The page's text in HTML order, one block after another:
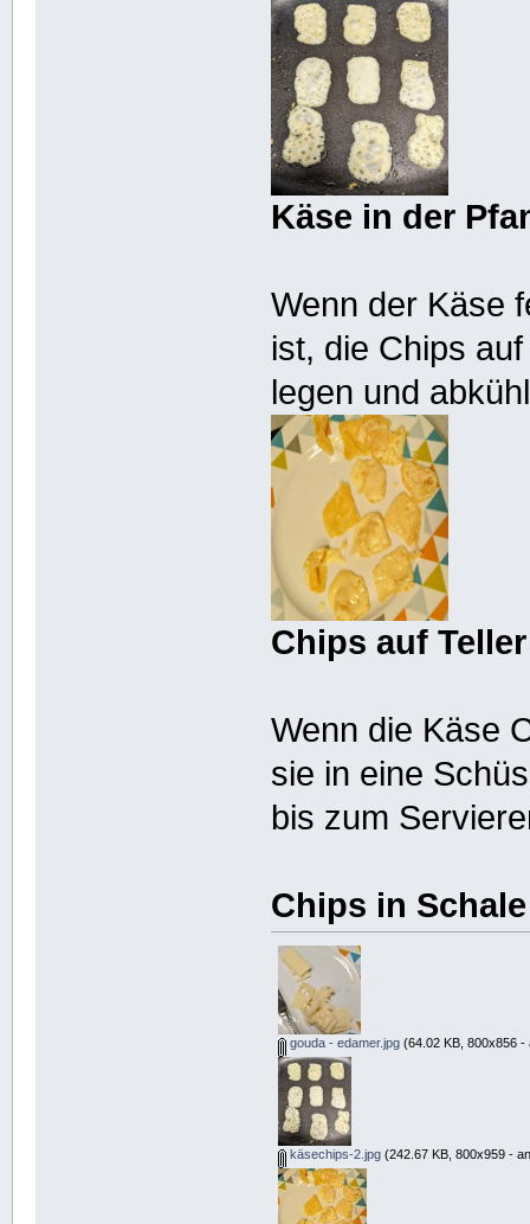
Käse in der
Wenn der Käse
ist, die Chips
legen und
Chips auf Teller
Wenn die Käse
sie in eine
bis zum
Chips in Schale
gouda - edamer.jpg(64.02 KB, 800x856 -
käsechips-2.jpg(242.67 KB, 800x959 -